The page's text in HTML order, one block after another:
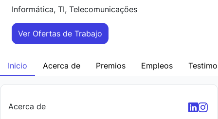
Informática, TI, Telecomunicações
Ver Ofertas de Trabajo
Inicio Acerca de Premios Empleos
Acerca de